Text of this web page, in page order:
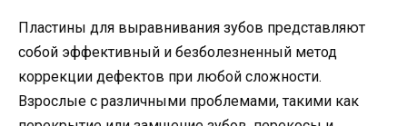
Пластины для выравнивания зубов представляют
собой эффективный и безболезненный метод
коррекции дефектов при любой сложности.
Взрослые с различными проблемами, такими как